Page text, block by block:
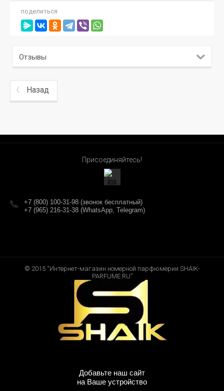
поделиться
Отзывы
Назад
Присоединяйтесь!
+7 (800) 100-31-98 (звонок бесплатный)
+7 (965) 216-31-38 (WhatsApp, Telegram)
© 2015 “Интернет-магазин номерной парфюмерии SHAIK-
PARFUME.RU”
Добавьте наш сайт
на Ваше устройство